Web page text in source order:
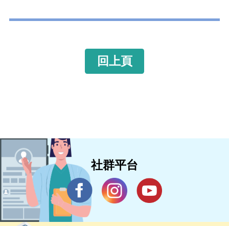
回上頁
社群平台